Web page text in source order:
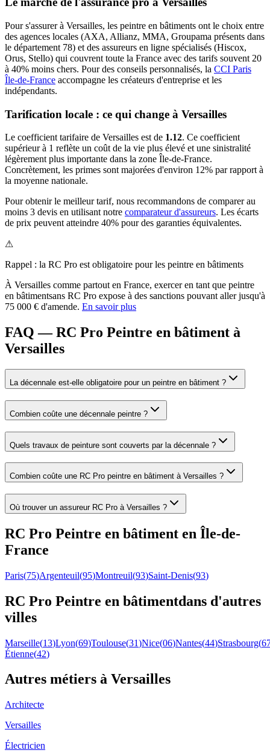
Pour s'assurer à Versailles, les peintre en bâtiments ont le choix entre
des agences locales (AXA, Allianz, MMA, Groupama présents dans
le département 78) et des assureurs en ligne spécialisés (Hiscox,
Orus, Stello) qui couvrent toute la France avec des tarifs souvent 20
à 40% moins chers. Pour des conseils personnalisés, la CCI Paris
Île-de-France accompagne les créateurs d'entreprise et les
indépendants.
Tarification locale : ce qui change à Versailles
Le coefficient tarifaire de Versailles est de 1.12. Ce coefficient
supérieur à 1 reflète un coût de la vie plus élevé et une sinistralité
légèrement plus importante dans la zone Île-de-France.
Concrètement, les primes sont majorées d'environ 12% par rapport à
la moyenne nationale.
Pour obtenir le meilleur tarif, nous recommandons de comparer au
moins 3 devis en utilisant notre comparateur d'assureurs. Les écarts
de prix peuvent atteindre 40% pour des garanties équivalentes.
⚠
Rappel : la RC Pro est obligatoire pour les peintre en bâtiments
À Versailles comme partout en France, exercer en tant que peintre
en bâtimentsans RC Pro expose à des sanctions pouvant aller jusqu'à
75 000 € d'amende. En savoir plus
FAQ — RC Pro Peintre en bâtiment à
Versailles
La décennale est-elle obligatoire pour un peintre en bâtiment ?
Combien coûte une décennale peintre ?
Quels travaux de peinture sont couverts par la décennale ?
Combien coûte une RC Pro peintre en bâtiment à Versailles ?
Où trouver un assureur RC Pro à Versailles ?
RC Pro Peintre en bâtiment en Île-de-
France
Paris(75)Argenteuil(95)Montreuil(93)Saint-Denis(93)
RC Pro Peintre en bâtimentdans d'autres
villes
Marseille(13)Lyon(69)Toulouse(31)Nice(06)Nantes(44)Strasbourg(
Étienne(42)
Autres métiers à Versailles
Architecte
Versailles
Électricien